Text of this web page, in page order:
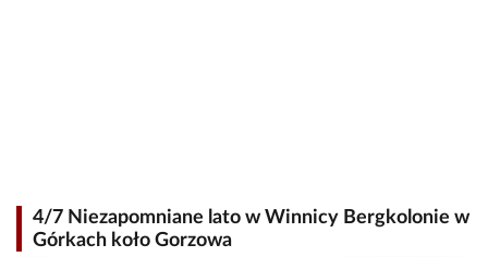
4/7 Niezapomniane lato w Winnicy Bergkolonie w
Górkach koło Gorzowa